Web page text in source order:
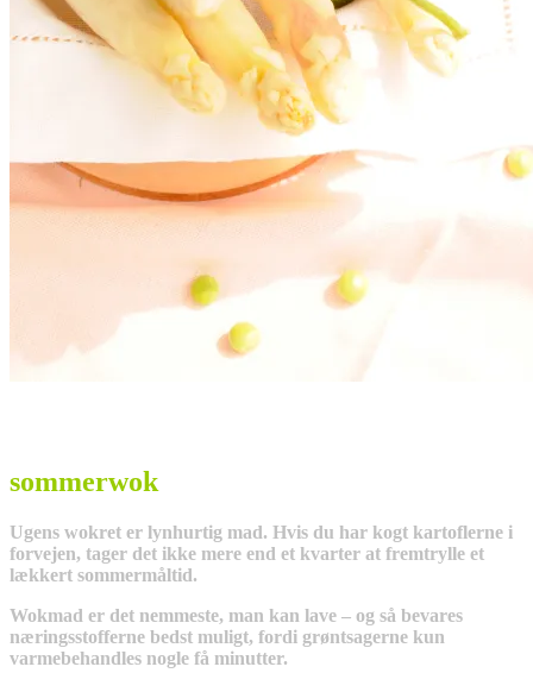
sommerwok
Ugens wokret er lynhurtig mad. Hvis du har kogt kartoflerne i
forvejen, tager det ikke mere end et kvarter at fremtrylle et
lækkert sommermåltid.
Wokmad er det nemmeste, man kan lave – og så bevares
næringsstofferne bedst muligt, fordi grøntsagerne kun
varmebehandles nogle få minutter.